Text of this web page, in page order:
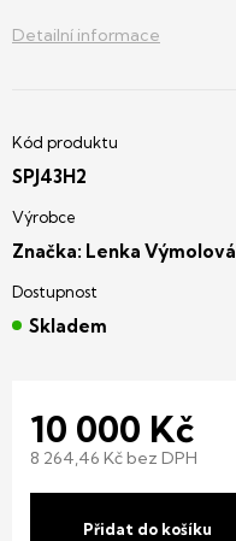
10 000 Kč
8 264,46 Kč bez DPH
Přidat do košíku
Detailní informace
SPJ43H2
Značka: Lenka Výmolová
Skladem